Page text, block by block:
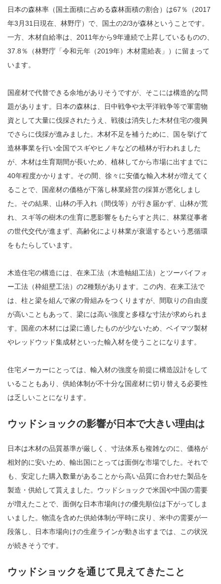
日本の森林率（国土面積に占める森林面積の割合）は67％（2017
年3月31日現在、林野庁）で、国土の2/3が森林ということです。
一方、木材自給率は、2011年から9年連続で上昇しているものの、
37.8％（林野庁「令和元年（2019年）木材需給表」）に留まって
います。
国産材で代替できる余地がありそうですが、そこには構造的な問
題があります。日本の森林は、日中戦争や太平洋戦争等で軍需物
資として大量に伐採されたうえ、戦後は消失した木材住宅の復興
でさらに伐採が進みました。木材不足を補うために、国を挙げて
造林事業を行い全国でスギやヒノキなどの植林が行われました
が、木材は生育期間が長いため、植林してから市場に出すまでに
40年程度かかります。その間、徐々に安価な輸入木材が増えてく
ることで、国産材の価格が下落し林業経営の採算が悪化しまし
た。その結果、山林の手入れ（間伐等）が行き届かず、山林が荒
れ、スギ等の樹木の生育に悪影響をもたらすと共に、林業従事者
の世代交代が進まず、高齢化により林業が衰退するという悪循環
をもたらしています。
木造住宅の構造には、在来工法（木造軸組工法）とツーバイフォ
ー工法（枠組壁工法）の2種類があります。この内、在来工法で
は、柱と梁を組んで家の骨組みをつくりますが、間取りの自由度
が高いこともあって、梁には高い強度と多様な寸法が求められま
す。国産の木材には梁に適したものが少ないため、ベイマツ製材
やレッドウッド集成材といった輸入材を使うことになります。
住宅メーカーにとっては、輸入材の強度を前提に構造設計をして
いることもあり、供給体制が不十分な国産材に切り替える必要性
は乏しいことになります。
ウッドショックの影響が日本で大きい理由は
日本は木材の品質基準が厳しく、寸法体系も複雑なのに、価格が
相対的に安いため、輸出国にとっては面倒な市場でした。それで
も、安定した購入数量があることから高い品質に合わせた製品を
製造・供給して貰えました。ウッドショックで米国や中国の需要
が増えたことで、面倒な日本市場向けの優先順位は下がってしま
いました。物流を含めた供給体制が平時に戻り、米中の需要が一
段落し、日本市場向けの生産ラインが動き出すまでは、この状況
が続きそうです。
ウッドショックを通じて見えてきたこと